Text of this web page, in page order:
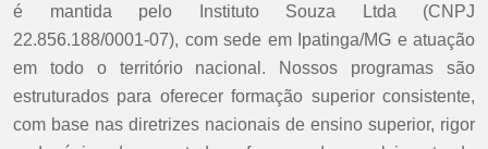
é mantida pelo Instituto Souza Ltda (CNPJ
22.856.188/0001-07), com sede em Ipatinga/MG e atuação
em todo o território nacional. Nossos programas são
estruturados para oferecer formação superior consistente,
com base nas diretrizes nacionais de ensino superior, rigor